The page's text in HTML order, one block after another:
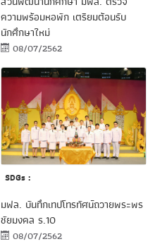
ความพร้อมหอพัก เตรียมต้อนรับ
นักศึกษาใหม่
08/07/2562
SDGs :
มฟล. บันทึกเทปโทรทัศน์ถวายพระพร
ชัยมงคล ร.10
08/07/2562